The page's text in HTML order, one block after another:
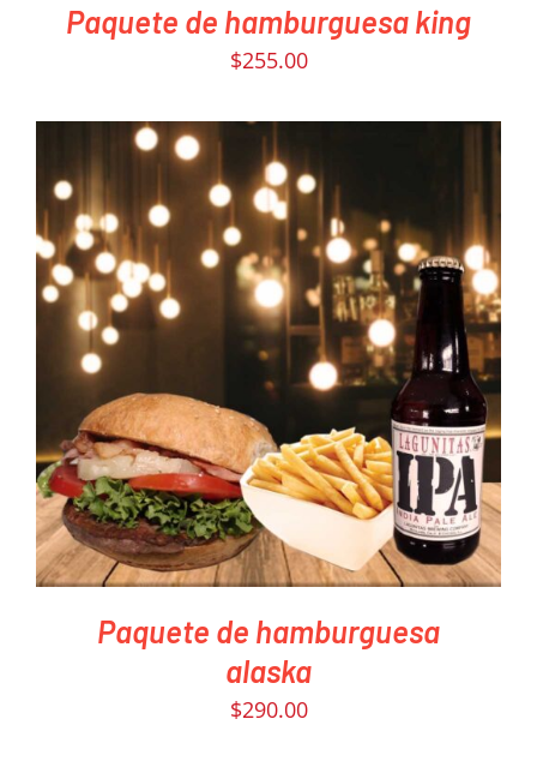
Paquete de hamburguesa king
$255.00
PEDIR AHORA
/
DETAILS
Paquete de hamburguesa
alaska
$290.00